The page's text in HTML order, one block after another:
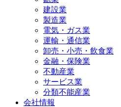
建設業
製造業
電気・ガス業
運輸・通信業
卸売・小売・飲食業
金融・保険業
不動産業
サービス業
分類不能産業
会社情報